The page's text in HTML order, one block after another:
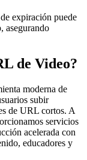
expiración puede
asegurando
de Video?
moderna de
subir
de URL cortos. A
servicios
acelerada con
educadores y